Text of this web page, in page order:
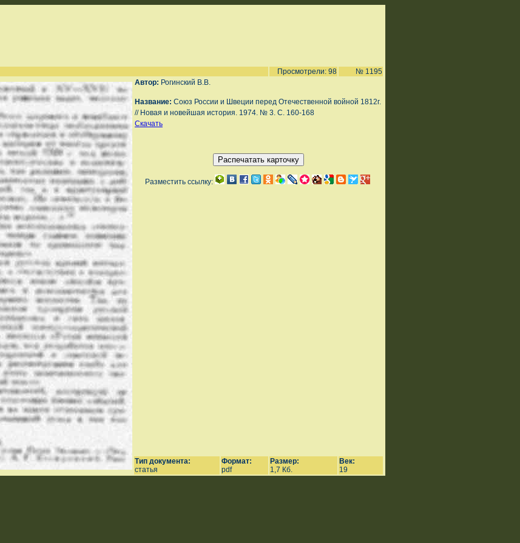
Просмотрели: 98
№ 1195
Автор: Рогинский В.В.
Название: Союз России и Швеции перед Отечественной войной 1812г.
// Новая и новейшая история. 1974. № 3. С. 160-168
Скачать
Разместить ссылку:
Тип документа:
статья
Формат:
pdf
Размер:
1,7 Кб.
Век:
19